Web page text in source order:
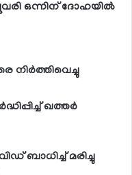
ഒന്നിന് ദോഹയില്‍
നിര്‍ത്തിവെച്ചു
ഖത്തര്‍
ബാധിച്ച് മരിച്ചു